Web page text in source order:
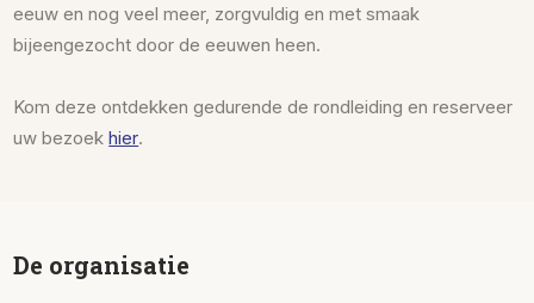
eeuw en nog veel meer, zorgvuldig en met smaak
bijeengezocht door de eeuwen heen.
Kom deze ontdekken gedurende de rondleiding en reserveer
uw bezoekhier.
De organisatie